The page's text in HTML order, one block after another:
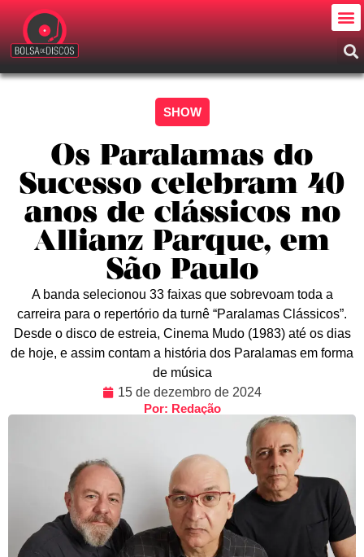
SHOW
Os Paralamas do
Sucesso celebram 40
anos de clássicos no
Allianz Parque, em
São Paulo
A banda selecionou 33 faixas que sobrevoam toda a
carreira para o repertório da turnê “Paralamas Clássicos”.
Desde o disco de estreia, Cinema Mudo (1983) até os dias
de hoje, e assim contam a história dos Paralamas em forma
de música
15 de dezembro de 2024
Por: Redação